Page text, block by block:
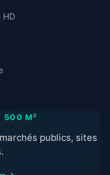
HD
500 M²
publics, sites